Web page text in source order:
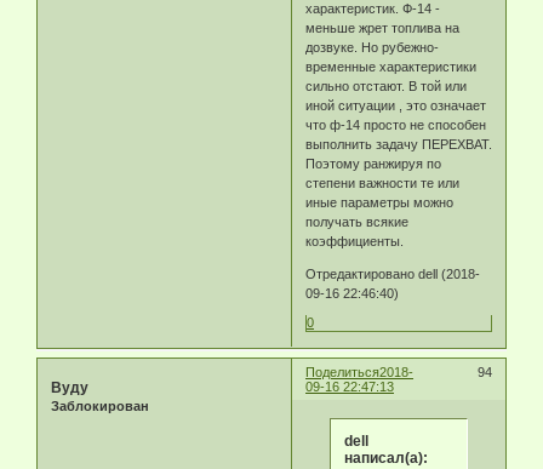
характеристик. Ф-14 -
меньше жрет топлива на
дозвуке. Но рубежно-
временные характеристики
сильно отстают. В той или
иной ситуации , это означает
что ф-14 просто не способен
выполнить задачу ПЕРЕХВАТ.
Поэтому ранжируя по
степени важности те или
иные параметры можно
получать всякие
коэффициенты.
Отредактировано dell (2018-
09-16 22:46:40)
0
Поделиться 94
2018-
09-16 22:47:13
Byду
Заблокирован
dell
написал(а):